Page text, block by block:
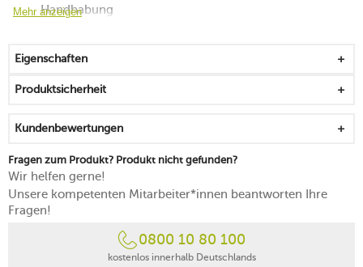
Handhabung
geschützt
von Hand reinigen
Mehr anzeigen
Eigenschaften
Produktsicherheit
Kundenbewertungen
Fragen zum Produkt? Produkt nicht gefunden?
Wir helfen gerne!
Unsere kompetenten Mitarbeiter*innen beantworten Ihre
Fragen!
0800 10 80 100
kostenlos innerhalb Deutschlands